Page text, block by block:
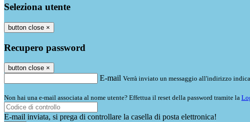
Seleziona utente
button close ×
Recupero password
button close ×
E-mail Verrà inviato un messaggio all'indirizzo
Non hai una e-mail associata al nome utente? Effettua il reset della password tramite la
E-mail inviata, si prega di controllare la casella di posta elettronica!